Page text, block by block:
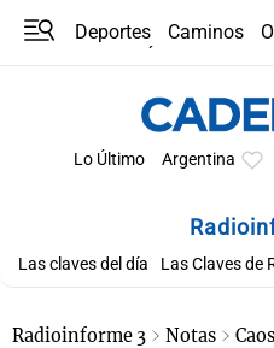
Deportes Caminos
Lo Último Argentina
Las claves del día Las Claves de
Radioinforme 3 Notas